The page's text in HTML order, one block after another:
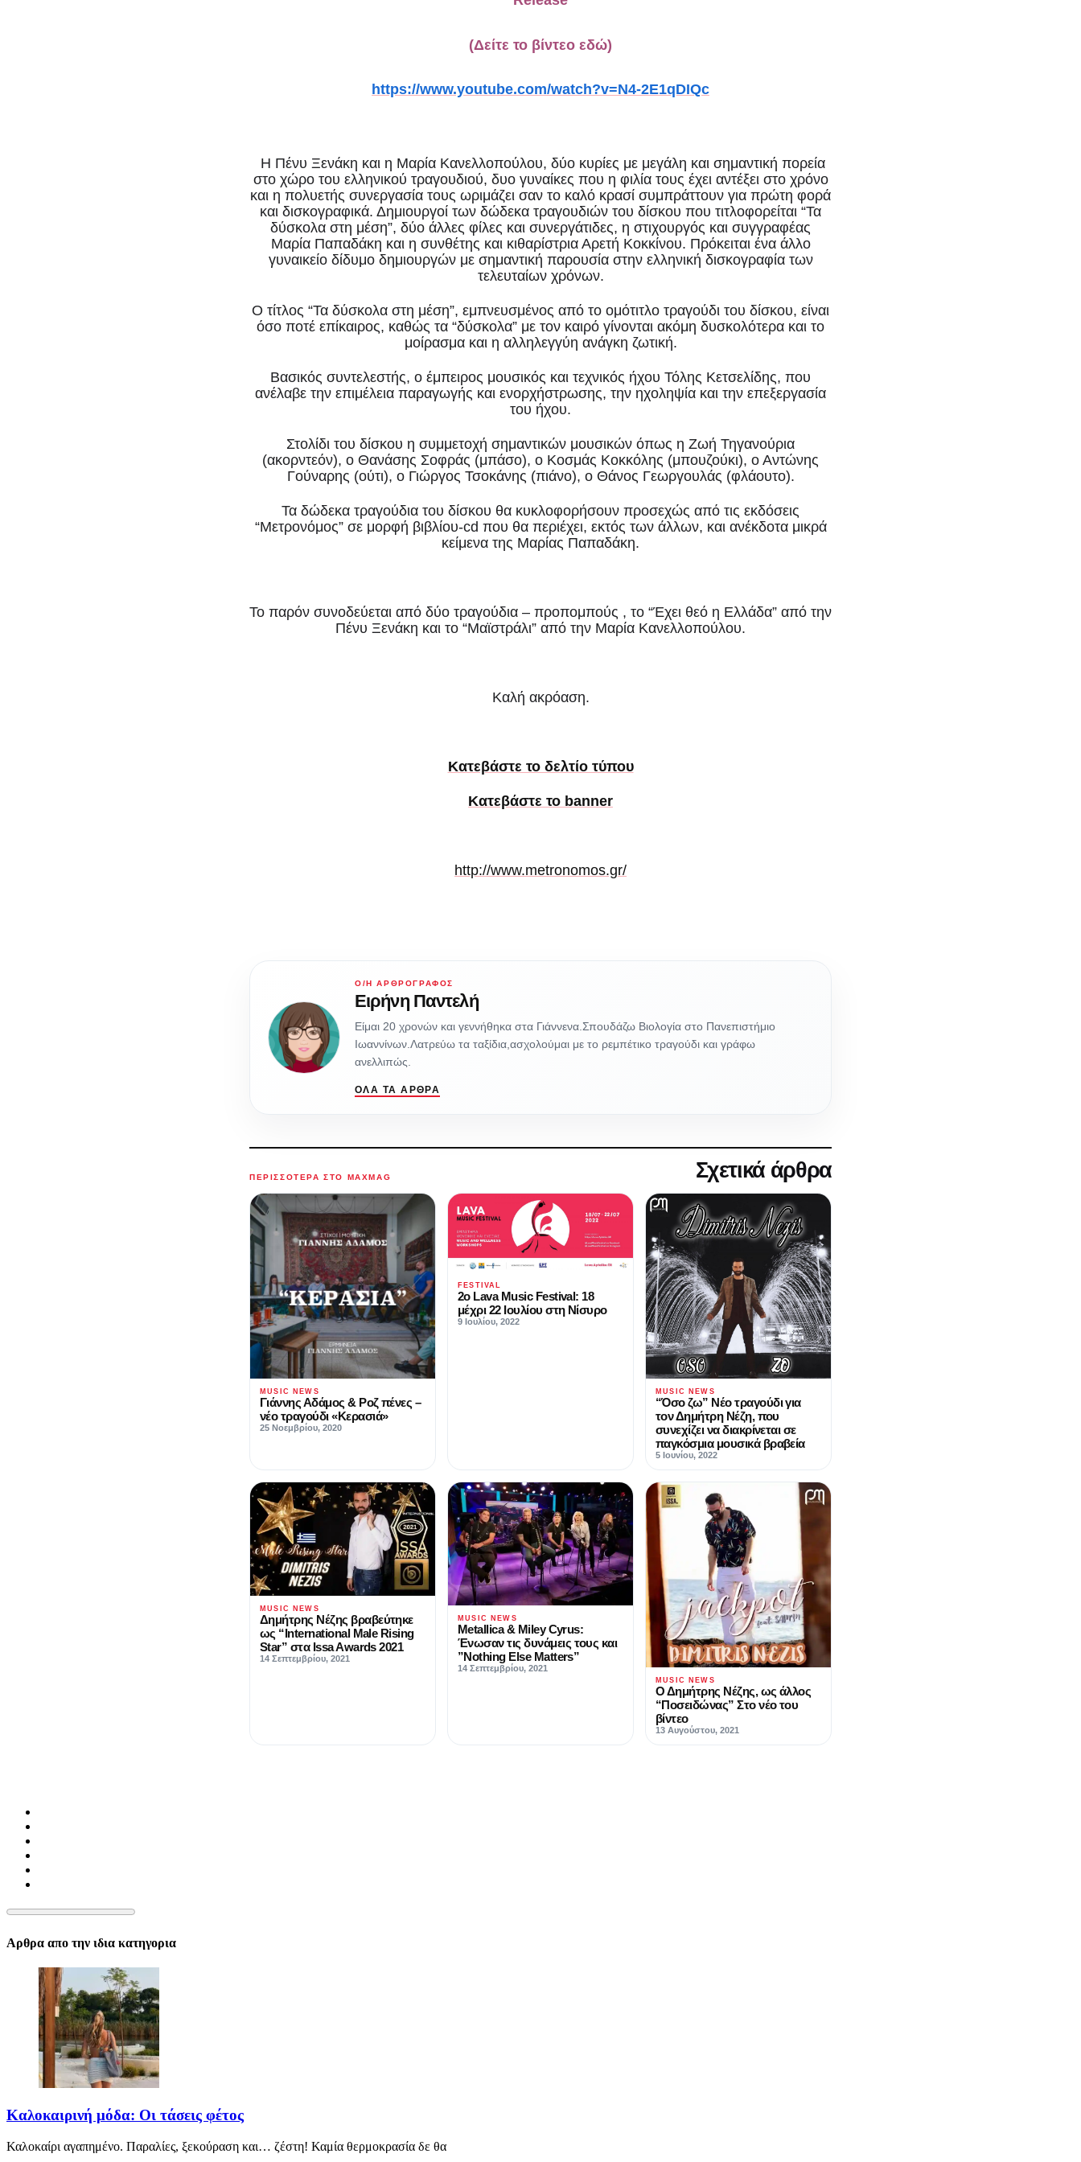
“Μετρονόμος” 2020
“Μετρονόμος”
(Δείτε το βίντεο εδώ)
https://www.youtube.com/watch?v=N4-2E1qDIQc
H Πένυ Ξενάκη και η Μαρία Κανελλοπούλου, δύο κυρίες με μεγάλη και σημαντική πορεία
στο χώρο του ελληνικού τραγουδιού, δυο γυναίκες που η φιλία τους έχει αντέξει στο χρόνο
και η πολυετής συνεργασία τους ωριμάζει σαν το καλό κρασί συμπράττουν για πρώτη φορά
και δισκογραφικά. Δημιουργοί των δώδεκα τραγουδιών του δίσκου που τιτλοφορείται “Τα
δύσκολα στη μέση”, δύο άλλες φίλες και συνεργάτιδες, η στιχουργός και συγγραφέας
Μαρία Παπαδάκη και η συνθέτης και κιθαρίστρια Αρετή Κοκκίνου. Πρόκειται ένα άλλο
γυναικείο δίδυμο δημιουργών με σημαντική παρουσία στην ελληνική δισκογραφία των
τελευταίων χρόνων.
Ο τίτλος “Τα δύσκολα στη μέση”, εμπνευσμένος από το ομότιτλο τραγούδι του δίσκου, είναι
όσο ποτέ επίκαιρος, καθώς τα “δύσκολα” με τον καιρό γίνονται ακόμη δυσκολότερα και το
μοίρασμα και η αλληλεγγύη ανάγκη ζωτική.
Βασικός συντελεστής, ο έμπειρος μουσικός και τεχνικός ήχου Τόλης Κετσελίδης, που
ανέλαβε την επιμέλεια παραγωγής και ενορχήστρωσης, την ηχοληψία και την επεξεργασία
του ήχου.
Στολίδι του δίσκου η συμμετοχή σημαντικών μουσικών όπως η Ζωή Τηγανούρια
(ακορντεόν), ο Θανάσης Σοφράς (μπάσο), ο Κοσμάς Κοκκόλης (μπουζούκι), ο Αντώνης
Γούναρης (ούτι), ο Γιώργος Τσοκάνης (πιάνο), o Θάνος Γεωργουλάς (φλάουτο).
Τα δώδεκα τραγούδια του δίσκου θα κυκλοφορήσουν προσεχώς από τις εκδόσεις
“Μετρονόμος” σε μορφή βιβλίου-cd που θα περιέχει, εκτός των άλλων, και ανέκδοτα μικρά
κείμενα της Μαρίας Παπαδάκη.
Το παρόν συνοδεύεται από δύο τραγούδια – προπομπούς , το “Έχει θεό η Ελλάδα” από την
Πένυ Ξενάκη και το “Μαϊστράλι” από την Μαρία Κανελλοπούλου.
Καλή ακρόαση.
Κατεβάστε το δελτίο τύπου
Κατεβάστε το banner
http://www.metronomos.gr/
Ο/Η ΑΡΘΡΟΓΡΆΦΟΣ
Ειρήνη Παντελή
Είμαι 20 χρονών και γεννήθηκα στα Γιάννενα.Σπουδάζω Βιολογία στο Πανεπιστήμιο
Ιωαννίνων.Λατρεύω τα ταξίδια,ασχολούμαι με το ρεμπέτικο τραγούδι και γράφω
ανελλιπώς.
ΌΛΑ ΤΑ ΆΡΘΡΑ
ΠΕΡΙΣΣΌΤΕΡΑ ΣΤΟ MAXMAG Σχετικά άρθρα
MUSIC NEWS
Γιάννης Αδάμος & Ροζ πένες –
νέο τραγούδι «Κερασιά»
25 Νοεμβρίου, 2020
FESTIVAL
2ο Lava Music Festival: 18
μέχρι 22 Ιουλίου στη Νίσυρο
9 Ιουλίου, 2022
MUSIC NEWS
“Όσο ζω” Νέο τραγούδι για
τον Δημήτρη Νέζη, που
συνεχίζει να διακρίνεται σε
παγκόσμια μουσικά βραβεία
5 Ιουνίου, 2022
MUSIC NEWS
Δημήτρης Νέζης βραβεύτηκε
ως “International Male Rising
Star” στα Issa Awards 2021
14 Σεπτεμβρίου, 2021
MUSIC NEWS
Metallica & Miley Cyrus:
Ένωσαν τις δυνάμεις τους και
”Nothing Else Matters”
14 Σεπτεμβρίου, 2021
MUSIC NEWS
Ο Δημήτρης Νέζης, ως άλλος
“Ποσειδώνας” Στο νέο του
βίντεο
13 Αυγούστου, 2021
Αρθρα απο την ιδια κατηγορια
Καλοκαιρινή μόδα: Οι τάσεις φέτος
Καλοκαίρι αγαπημένο. Παραλίες, ξεκούραση και… ζέστη! Καμία θερμοκρασία δε θα